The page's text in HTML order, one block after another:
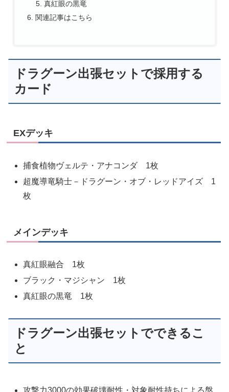
真紅眼の黒竜
関連記事はこちら
ドラグーン出張セットで採用する
カード
EXデッキ
捕食植物ヴェルテ・アナコンダ 1枚
超魔導竜騎士－ドラグーン・オブ・レッドアイズ 1
枚
メインデッキ
真紅眼融合 1枚
ブラック・マジシャン 1枚
真紅眼の黒竜 1枚
ドラグーン出張セットでできるこ
と
攻撃力3000の効果破壊耐性・対象耐性持ちによる盤